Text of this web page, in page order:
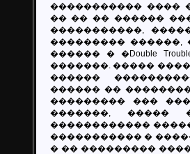
����������� ����
�� �� �� ������
�����������,
��������� ������,
������ � �Double
�������. �����
������
������ ��
��������� ���
�������, �����
������������
����������� �
� �� ���������